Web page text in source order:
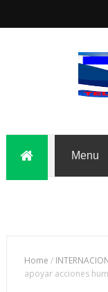
Home /
apoyar acciones